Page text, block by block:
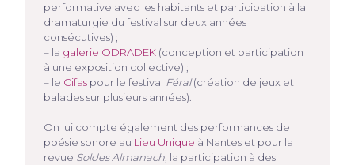
performative avec les habitants et participation à la
dramaturgie du festival sur deux années
consécutives) ;
– la galerie ODRADEK (conception et participation
à une exposition collective) ;
– le Cifas pour le festival Féral(création de jeux et
balades sur plusieurs années).
On lui compte également des performances de
poésie sonore au Lieu Unique à Nantes et pour la
revue Soldes Almanach , la participation à des